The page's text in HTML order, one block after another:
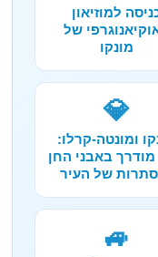
למוזיאון
של
מונקו
💎
ומונטה-קרלו:
מודרך באבני החן
של העיר
🚙